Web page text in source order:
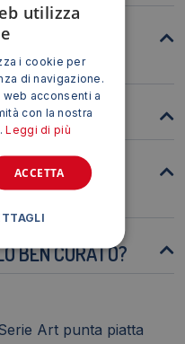
PER I
PER
BEN CURATO?
Art punta piatta
utilizza
i cookie per
di navigazione.
acconsenti a
con la nostra
Leggi di più
ACCETTA